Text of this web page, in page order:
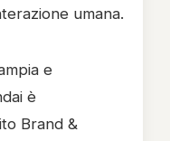
umana.
e
è
Brand &